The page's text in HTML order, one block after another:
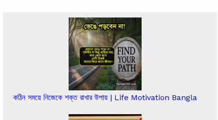
কঠিন সময়ে নিজেকে শক্ত রাখার উপায় | Life Motivation Bangla